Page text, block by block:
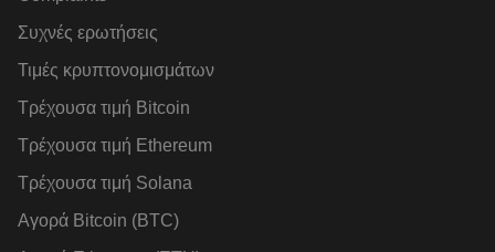
Συχνές ερωτήσεις
Τιμές κρυπτονομισμάτων
Τρέχουσα τιμή Bitcoin
Τρέχουσα τιμή Ethereum
Τρέχουσα τιμή Solana
Αγορά Bitcoin (BTC)